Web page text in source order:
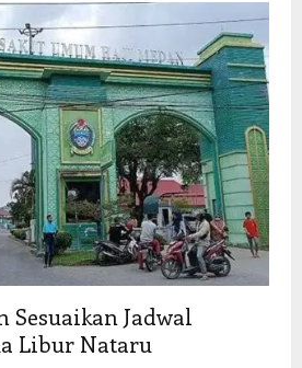
Sesuaikan Jadwal
Libur Nataru